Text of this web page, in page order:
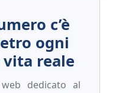
c’è
ogni
reale
dedicato al